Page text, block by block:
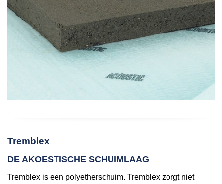
Tremblex
DE AKOESTISCHE SCHUIMLAAG
Tremblex is een polyetherschuim. Tremblex zorgt niet